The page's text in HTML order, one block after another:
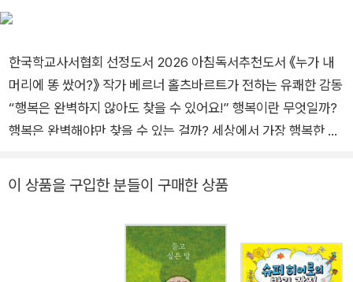
한국학교사서협회 선정도서 2026 아침독서추천도서 《누가 내
머리에 똥 쌌어?》 작가 베르너 홀츠바르트가 전하는 유쾌한 감동
“행복은 완벽하지 않아도 찾을 수 있어요!” 행복이란 무엇일까?
행복은 완벽해야만 찾을 수 있는 걸까? 세상에서 가장 행복한 개
고 만다. 장애를 입고 온전한 삶을 누릴 수 없게 된 구리는 점점
내 머리에 똥 쌌어?》 작가 베르너 홀츠바르트의 재치 있는 이야
기와 에밀리오 우르베루아가 작가의 명쾌한 그림이 어린 독자들
의 마음을 사로잡는다. 삶의 변화와 상실 속에서 행복을 찾아가는
이 상품을 구입한 분들이 구매한 상품